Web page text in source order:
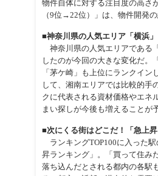
物件自体に対する注目度の高さ
（9位→22位）」は、物件開発
■神奈川県の人気エリア「横浜
神奈川県の人気エリアである
したのが今回の大きな変化だ。
「茅ケ崎」も上位にランクイ
して、湘南エリアでは比較的手
クに代表される資材価格やエネ
まい探しが今後も増えることが
■次にくる街はどこだ！「急上
ランキングTOP100に入った
昇ランキング」。「買って住み
落ち込んだとされる都内の各駅